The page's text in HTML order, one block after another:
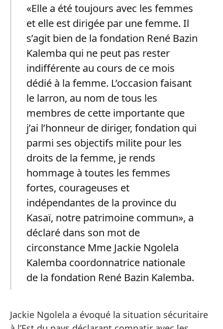
«Elle a été toujours avec les femmes
et elle est dirigée par une femme. Il
s’agit bien de la fondation René Bazin
Kalemba qui ne peut pas rester
indifférente au cours de ce mois
dédié à la femme. L’occasion faisant
le larron, au nom de tous les
membres de cette importante que
j’ai l’honneur de diriger, fondation qui
parmi ses objectifs milite pour les
droits de la femme, je rends
hommage à toutes les femmes
fortes, courageuses et
indépendantes de la province du
Kasaï, notre patrimoine commun», a
déclaré dans son mot de
circonstance Mme Jackie Ngolela
Kalemba coordonnatrice nationale
de la fondation René Bazin Kalemba.
Jackie Ngolela a évoqué la situation sécuritaire